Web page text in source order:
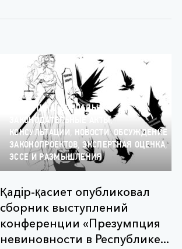
АНАЛИТИКА,ДОКЛАДЫ,
ЗАКОНОДАТЕЛЬНЫЕ АКТЫ,
КОНСУЛЬТАЦИИ НОВОСТИ ,ОБСУЖДЕНИЕ
ЗАКОНОПРОЕКТОВ,ЭКСПЕРТНАЯ ОЦЕНКА,
ЭССЕ И РАЗМЫШЛЕНИЯ
Қадір-қасиет опубликовал
сборник выступлений
конференции «Презумпция
невиновности в Республике...